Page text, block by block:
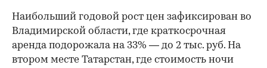
Наибольший годовой рост цен зафиксирован во
Владимирской области, где краткосрочная
аренда подорожала на 33% — до 2 тыс. руб. На
втором месте Татарстан, где стоимость ночи